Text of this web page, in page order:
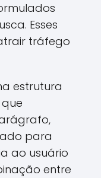
Esses
tráfego
estrutura
para
ao usuário
entre